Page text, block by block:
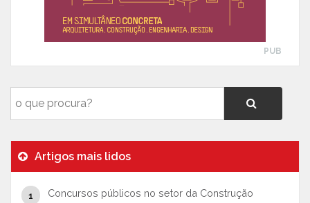
PUB
Artigos mais lidos
Concursos públicos no setor da Construção